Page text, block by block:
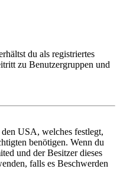
du als registriertes
zu Benutzergruppen und
USA, welches festlegt,
benötigen. Wenn du
und der Besitzer dieses
falls es Beschwerden